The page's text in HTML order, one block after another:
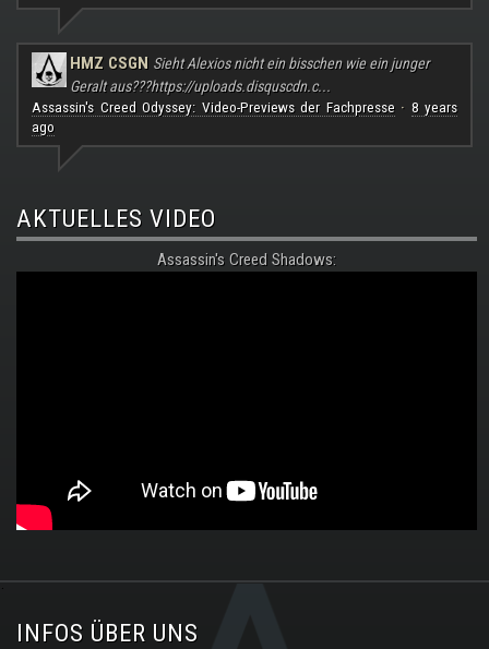
HMZ CSGN Sieht Alexios nicht ein bisschen wie ein junger
Geralt aus???https://uploads.disquscdn.c...
Assassin's Creed Odyssey: Video-Previews der Fachpresse· 8 years
ago
AKTUELLES VIDEO
Assassin's Creed Shadows:
.
INFOS ÜBER UNS